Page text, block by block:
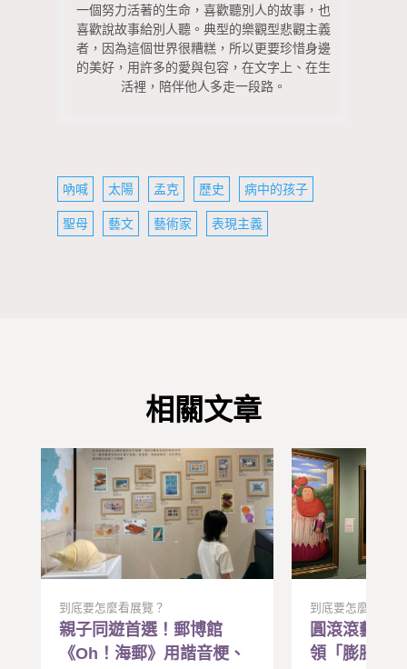
一個努力活著的生命，喜歡聽別人的故事，也
喜歡說故事給別人聽。典型的樂觀型悲觀主義
者，因為這個世界很糟糕，所以更要珍惜身邊
的美好，用許多的愛與包容，在文字上、在生
活裡，陪伴他人多走一段路。
吶喊 太陽 孟克 歷史 病中的孩子
聖母 藝文 藝術家 表現主義
相關文章
到底要怎麼看展覽？
親子同遊首選！郵博館
《Oh！海郵》用諧音梗、
到底要怎麼看展覽
圓滾滾藝術
領「膨脹美